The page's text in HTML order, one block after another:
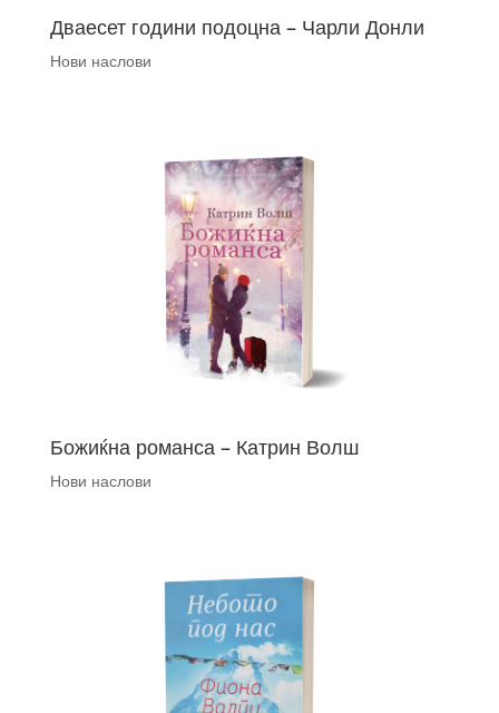
Дваесет години подоцна – Чарли Донли
Нови наслови
Божиќна романса – Катрин Волш
Нови наслови